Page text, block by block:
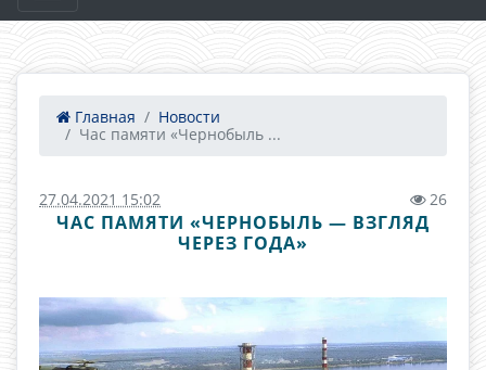
Главная
Новости
Час памяти «Чернобыль ...
27.04.2021 15:02 26
ЧАС ПАМЯТИ «ЧЕРНОБЫЛЬ — ВЗГЛЯД
ЧЕРЕЗ ГОДА»